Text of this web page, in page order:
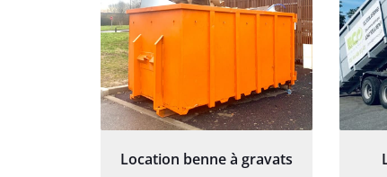
Location benne à gravats
et